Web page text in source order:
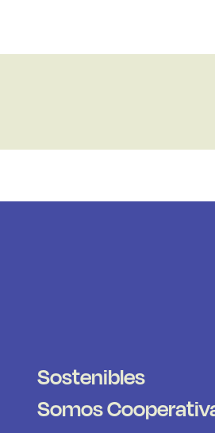
Sostenibles
Somos